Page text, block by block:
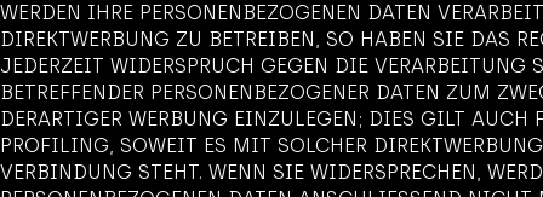
WERDEN IHRE PERSONENBEZOGENEN DATEN
DIREKTWERBUNG ZU BETREIBEN, SO HABEN SIE DAS
JEDERZEIT WIDERSPRUCH GEGEN DIE VERARBEITUNG
BETREFFENDER PERSONENBEZOGENER DATEN ZUM
DERARTIGER WERBUNG EINZULEGEN; DIES GILT AUCH
PROFILING, SOWEIT ES MIT SOLCHER
VERBINDUNG STEHT. WENN SIE WIDERSPRECHEN,